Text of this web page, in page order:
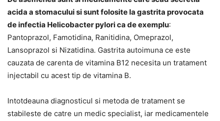
acida a stomacului si sunt folosite la gastrita provocata
de infectia Helicobacter pylori ca de exemplu:
Pantoprazol, Famotidina, Ranitidina, Omeprazol,
Lansoprazol si Nizatidina. Gastrita autoimuna ce este
cauzata de carenta de vitamina B12 necesita un tratament
injectabil cu acest tip de vitamina B.
Intotdeauna diagnosticul si metoda de tratament se
stabileste de catre un medic specialist, iar medicamentele